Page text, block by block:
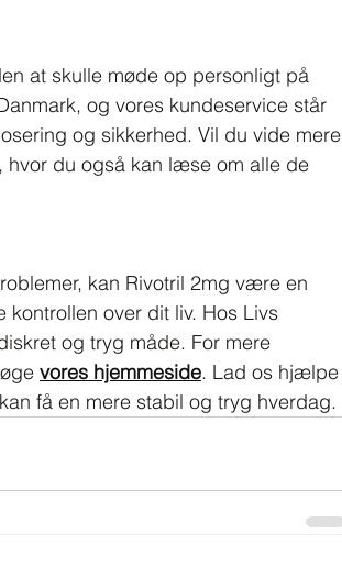
at skulle møde op personligt på
og vores kundeservice står
og sikkerhed. Vil du vide mere
, hvor du også kan læse om alle de
kan Rivotril 2mg være en
over dit liv. Hos Livs
og tryg måde. For mere
vores hjemmeside. Lad os hjælpe
få en mere stabil og tryg hverdag.